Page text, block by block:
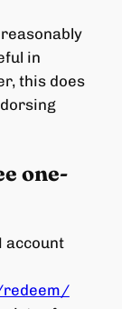
in
this does
one-
account
redeem/